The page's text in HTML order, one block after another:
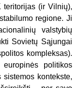
teritorijas (ir Vilnių),
regione. Ji
valstybių
Sovietų Sąjungai
kompleksas).
politikos
kontekste,